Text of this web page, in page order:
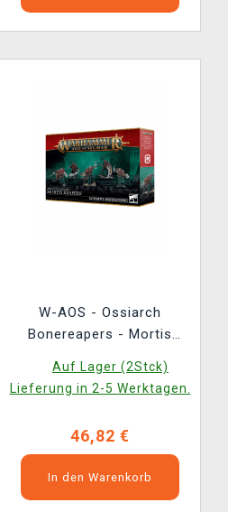
W-AOS - Ossiarch
Bonereapers - Mortis
Auf Lager (2Stck)
Lieferung in 2-5 Werktagen.
46,82 €
In den Warenkorb